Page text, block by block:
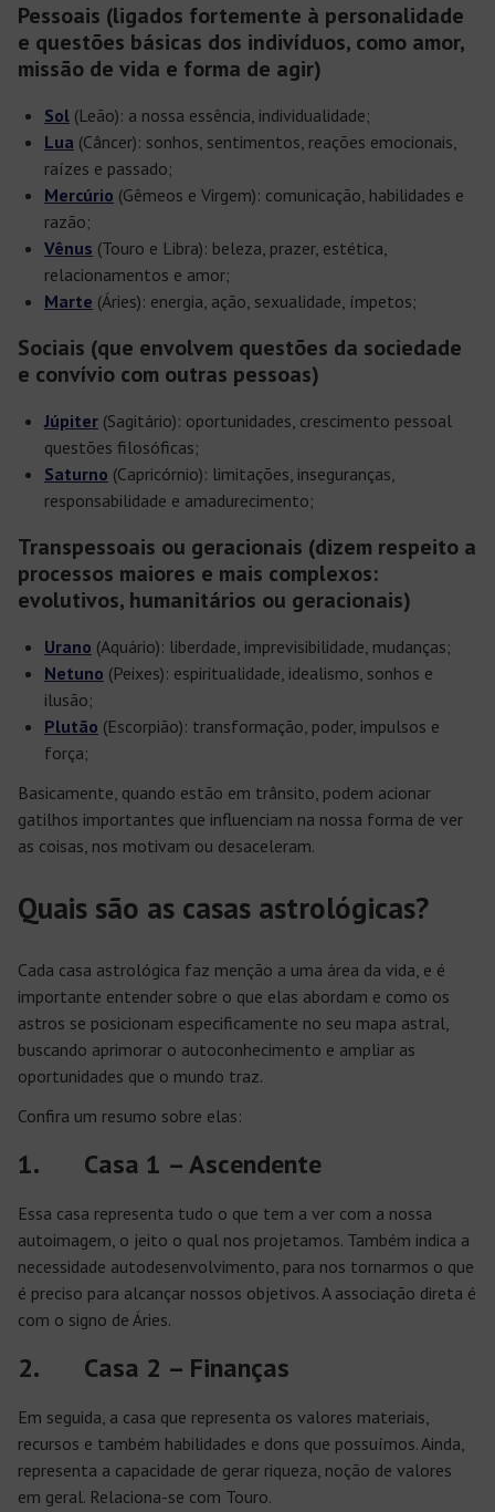
Pessoais (ligados fortemente à personalidade
e questões básicas dos indivíduos, como amor,
missão de vida e forma de agir)
Sol (Leão): a nossa essência, individualidade;
Lua (Câncer): sonhos, sentimentos, reações emocionais,
raízes e passado;
Mercúrio (Gêmeos e Virgem): comunicação, habilidades e
razão;
Vênus (Touro e Libra): beleza, prazer, estética,
relacionamentos e amor;
Marte (Áries): energia, ação, sexualidade, ímpetos;
Sociais (que envolvem questões da sociedade
e convívio com outras pessoas)
Júpiter (Sagitário): oportunidades, crescimento pessoal
questões filosóficas;
Saturno (Capricórnio): limitações, inseguranças,
responsabilidade e amadurecimento;
Transpessoais ou geracionais (dizem respeito a
processos maiores e mais complexos:
evolutivos, humanitários ou geracionais)
Urano (Aquário): liberdade, imprevisibilidade, mudanças;
Netuno (Peixes): espiritualidade, idealismo, sonhos e
ilusão;
Plutão (Escorpião): transformação, poder, impulsos e
força;
Basicamente, quando estão em trânsito, podem acionar
gatilhos importantes que influenciam na nossa forma de ver
as coisas, nos motivam ou desaceleram.
Quais são as casas astrológicas?
Cada casa astrológica faz menção a uma área da vida, e é
importante entender sobre o que elas abordam e como os
astros se posicionam especificamente no seu mapa astral,
buscando aprimorar o autoconhecimento e ampliar as
oportunidades que o mundo traz.
Confira um resumo sobre elas:
1. Casa 1 – Ascendente
Essa casa representa tudo o que tem a ver com a nossa
autoimagem, o jeito o qual nos projetamos. Também indica a
necessidade autodesenvolvimento, para nos tornarmos o que
é preciso para alcançar nossos objetivos. A associação direta é
com o signo de Áries.
2. Casa 2 – Finanças
Em seguida, a casa que representa os valores materiais,
recursos e também habilidades e dons que possuímos. Ainda,
representa a capacidade de gerar riqueza, noção de valores
em geral. Relaciona-se com Touro.